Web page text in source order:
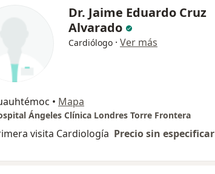
Dr. Jaime Eduardo Cruz
Alvarado
Cardiólogo · Ver más
• Mapa
Ángeles Clínica Londres Torre Frontera
visita Cardiología Precio sin especificar